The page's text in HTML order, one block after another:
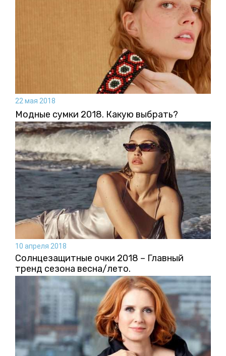
22 мая 2018
Модные сумки 2018. Какую выбрать?
10 апреля 2018
Солнцезащитные очки 2018 – Главный
тренд сезона весна/лето.